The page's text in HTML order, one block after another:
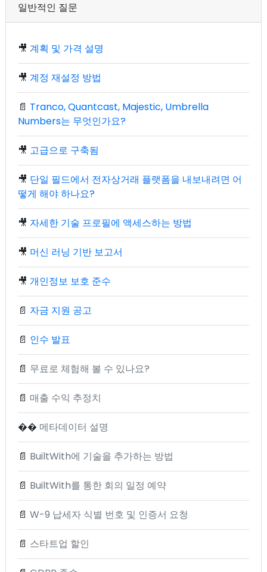
일반적인 질문
🎥 계획 및 가격 설명
🎥 계정 재설정 방법
📄 Tranco, Quantcast, Majestic, Umbrella
Numbers는 무엇인가요?
🎥 고급으로 구축됨
🎥 단일 필드에서 전자상거래 플랫폼을 내보내려면 어
떻게 해야 하나요?
🎥 자세한 기술 프로필에 액세스하는 방법
🎥 머신 러닝 기반 보고서
🎥 개인정보 보호 준수
📄 자금 지원 공고
📄 인수 발표
📄 무료로 체험해 볼 수 있나요?
📄 매출 수익 추정치
�� 메타데이터 설명
📄 BuiltWith에 기술을 추가하는 방법
📄 BuiltWith를 통한 회의 일정 예약
📄 W-9 납세자 식별 번호 및 인증서 요청
📄 스타트업 할인